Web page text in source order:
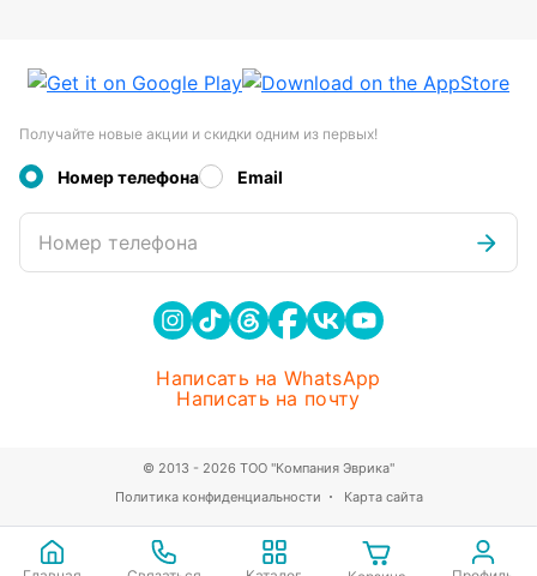
Получайте новые акции и скидки одним из первых!
Номер телефона Email
Номер телефона
Написать на WhatsApp
Написать на почту
Политика конфиденциальности Карта сайта
© 2013 - 2026 ТОО "Компания Эврика"